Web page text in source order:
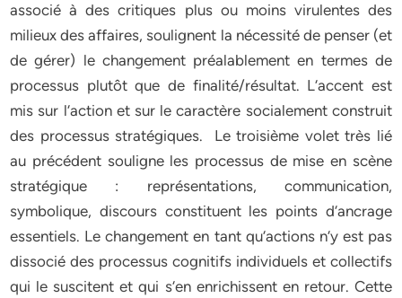
associé à des critiques plus ou moins virulentes des
milieux des affaires, soulignent la nécessité de penser (et
de gérer) le changement préalablement en termes de
processus plutôt que de finalité/résultat. L‘accent est
mis sur l‘action et sur le caractère socialement construit
des processus stratégiques. Le troisième volet très lié
au précédent souligne les processus de mise en scène
stratégique : représentations, communication,
symbolique, discours constituent les points d‘ancrage
essentiels. Le changement en tant qu‘actions n‘y est pas
dissocié des processus cognitifs individuels et collectifs
qui le suscitent et qui s‘en enrichissent en retour. Cette